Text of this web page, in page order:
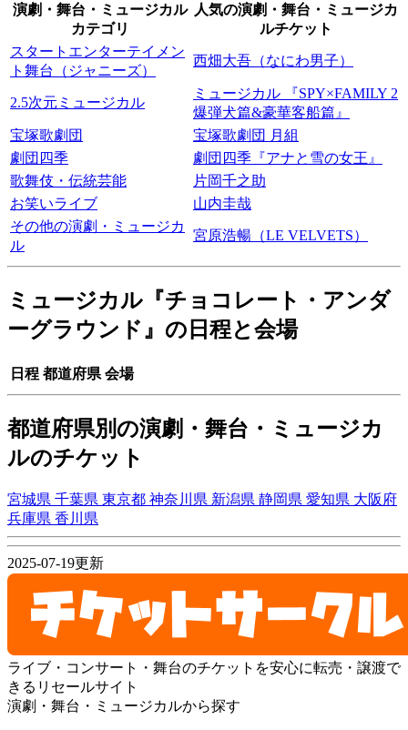
演劇・舞台・ミュージカル
カテゴリ
人気の演劇・舞台・ミュージカ
ルチケット
スタートエンターテイメン
ト舞台（ジャニーズ）
西畑大吾（なにわ男子）
2.5次元ミュージカル
ミュージカル 『SPY×FAMILY 2
爆弾犬篇&豪華客船篇』
宝塚歌劇団
宝塚歌劇団 月組
劇団四季
劇団四季『アナと雪の女王』
歌舞伎・伝統芸能
片岡千之助
お笑いライブ
山内圭哉
その他の演劇・ミュージカ
ル
宮原浩暢（LE VELVETS）
ミュージカル『チョコレート・アンダ
ーグラウンド』の日程と会場
日程 都道府県 会場
都道府県別の演劇・舞台・ミュージカ
ルのチケット
宮城県 千葉県 東京都 神奈川県 新潟県 静岡県 愛知県 大阪府
兵庫県 香川県
2025-07-19更新
ライブ・コンサート・舞台のチケットを安心に転売・譲渡で
きるリセールサイト
演劇・舞台・ミュージカルから探す